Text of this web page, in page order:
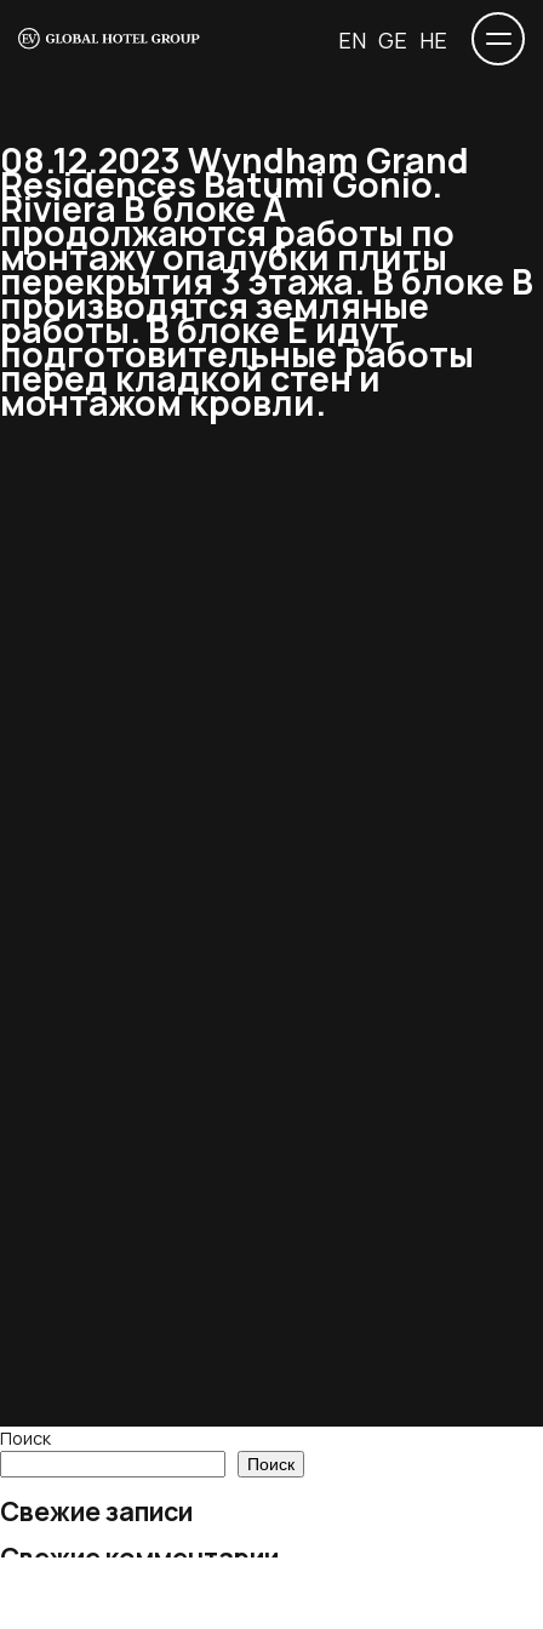
EN GE HE
08.12.2023 Wyndham Grand
Residences Batumi Gonio.
Riviera В блоке А
продолжаются работы по
монтажу опалубки плиты
перекрытия 3 этажа. В блоке B
производятся земляные
работы. В блоке Е идут
подготовительные работы
перед кладкой стен и
монтажом кровли.
Поиск
Поиск
Свежие записи
Свежие комментарии